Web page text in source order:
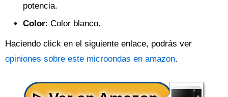
potencia.
Color: Color blanco.
Haciendo click en el siguiente enlace, podrás ver
opiniones sobre este microondas en amazon.